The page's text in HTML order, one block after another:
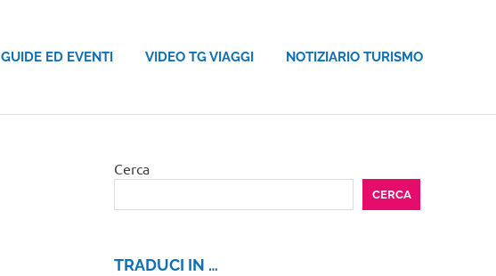
GUIDE ED EVENTI VIDEO TG VIAGGI NOTIZIARIO TURISMO
Cerca
CERCA
TRADUCI IN …